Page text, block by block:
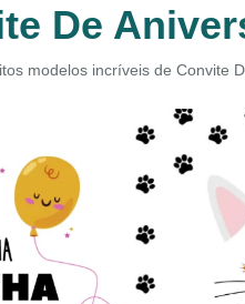
De
modelos incríveis de Convite